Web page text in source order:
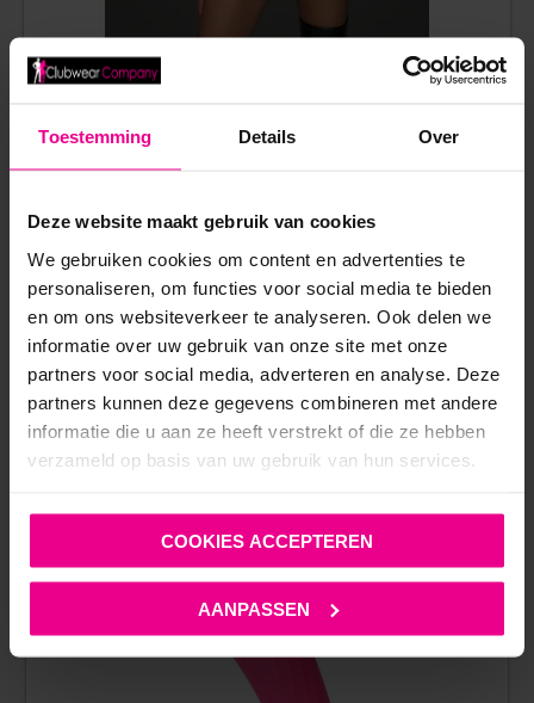
Toestemming Details Over
Deze website maakt gebruik van cookies
We gebruiken cookies om content en advertenties te
personaliseren, om functies voor social media te bieden
en om ons websiteverkeer te analyseren. Ook delen we
informatie over uw gebruik van onze site met onze
partners voor social media, adverteren en analyse. Deze
partners kunnen deze gegevens combineren met andere
informatie die u aan ze heeft verstrekt of die ze hebben
verzameld op basis van uw gebruik van hun services.
COOKIES ACCEPTEREN
AANPASSEN
WETLOOK JURK KINKY PLAY MET KANTEN TOP EN
DRUKKNOPEN – NOIR HANDMADE
Op voorraad
Vanaf€67,95